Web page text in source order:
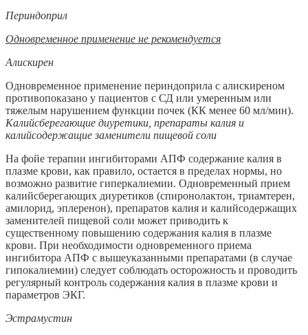
Периндоприл
Одновременное применение не рекомендуется
Алискирен
Одновременное применение периндоприла с алискиреном
противопоказано у пациентов с СД или умеренным или
тяжелым нарушением функции почек (КК менее 60 мл/мин).
Калийсберегающие диуретики, препараты калия и
калийсодержащие заменители пищевой соли
На фойе терапии ингибиторами АПФ содержание калия в
плазме крови, как правило, остается в пределах нормы, но
возможно развитие гиперкалиемии. Одновременный прием
калийсберегающих диуретиков (спиронолактон, триамтерен,
амилорид, эплеренон), препаратов калия и калийсодержащих
заменителей пищевой соли может приводить к
существенному повышению содержания калия в плазме
крови. При необходимости одновременного приема
ингибитора АПФ с вышеуказанными препаратами (в случае
гипокалиемии) следует соблюдать осторожность и проводить
регулярный контроль содержания калия в плазме крови и
параметров ЭКГ.
Эстрамустин